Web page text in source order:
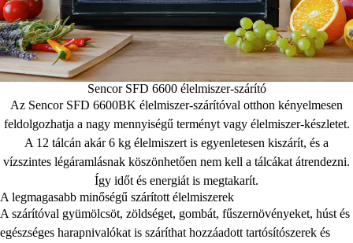
Sencor SFD 6600 élelmiszer-szárító
Az Sencor SFD 6600BK élelmiszer-szárítóval otthon kényelmesen
feldolgozhatja a nagy mennyiségű terményt vagy élelmiszer-készletet.
A 12 tálcán akár 6 kg élelmiszert is egyenletesen kiszárít, és a
vízszintes légáramlásnak köszönhetően nem kell a tálcákat átrendezni.
Így időt és energiát is megtakarít.
A legmagasabb minőségű szárított élelmiszerek
A szárítóval gyümölcsöt, zöldséget, gombát, fűszernövényeket, húst és
egészséges harapnivalókat is száríthat hozzáadott tartósítószerek és